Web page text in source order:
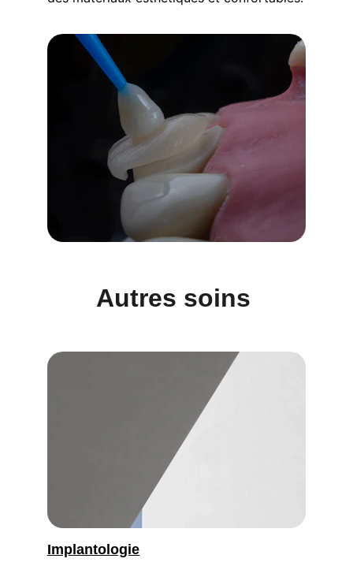
Autres soins
Implantologie